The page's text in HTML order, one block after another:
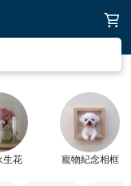
生花 寵物紀念相框